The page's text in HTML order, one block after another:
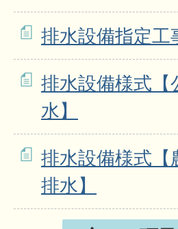
排水設備指定工
排水設備様式【
水】
排水設備様式【
排水】